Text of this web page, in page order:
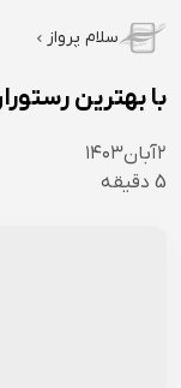
سلام پرواز
با بهترین
۲آبان۱۴۰۳
5 دقیقه